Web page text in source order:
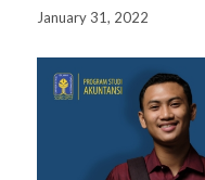
January 31, 2022